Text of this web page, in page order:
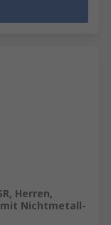
Herren,
Nichtmetall-